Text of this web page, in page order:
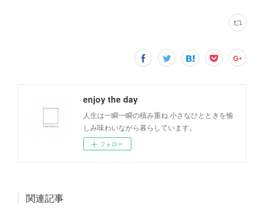
enjoy the day
人生は一瞬一瞬の積み重ね 小さなひとときを愉
しみ味わいながら暮らしています。
フォロー
関連記事